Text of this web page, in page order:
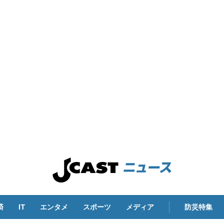
IT エンタメ スポーツ メディア 防災特集